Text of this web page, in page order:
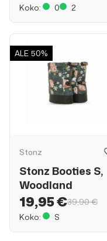
Koko: 0 2
ALE 50%
Stonz
Stonz Booties S,
Woodland
19,95 €39,90 €
Koko:
S